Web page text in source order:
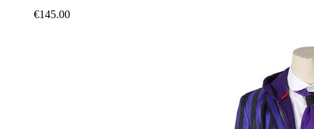
€145.00